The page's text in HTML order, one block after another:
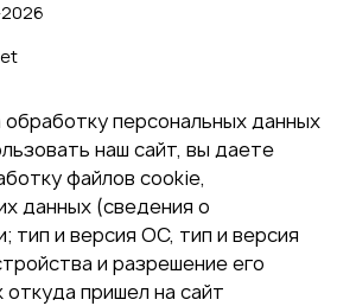
персональных данных
наш сайт, вы даете
файлов cookie,
данных (сведения о
тип и версия ОС, тип и версия
и разрешение его
откуда пришел на сайт